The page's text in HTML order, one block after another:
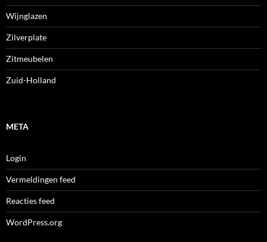
Wijnglazen
Zilverplate
Zitmeubelen
Zuid-Holland
META
Login
Vermeldingen feed
Reacties feed
WordPress.org